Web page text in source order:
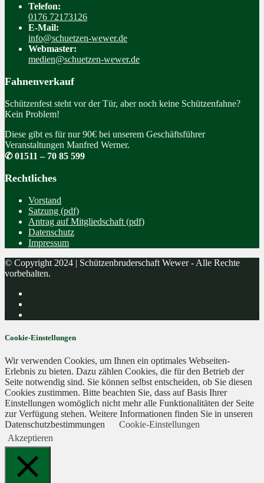
Telefon:
0176 72173126
E-Mail:
info@schuetzen-wewer.de
Webmaster:
medien@schuetzen-wewer.de
Fahnenverkauf
Schützenfest steht vor der Tür, aber noch keine Schützenfahne?
Kein Problem!
Diese gibt es für nur 90€ bei unserem Geschäftsführer
Veranstaltungen Manfred Werner.
✆ 01511 – 70 85 599
Rechtliches
Vorstand
Satzung (pdf)
Antrag auf Mitgliedschaft (pdf)
Datenschutz
Impressum
© Copyright 2024 | Schützenbruderschaft Wewer - Alle Rechte
vorbehalten.
Cookie-Einstellungen
Wir verwenden Cookies, um Ihnen ein optimales Webseiten-
Erlebnis zu bieten. Dazu zählen Cookies, die für den Betrieb der
Seite notwendig sind. Sie können selbst entscheiden, ob Sie diesen
Cookies zustimmen. Bitte beachten Sie, dass auf Basis Ihrer
Einstellungen womöglich nicht mehr alle Funktionalitäten der Seite
zur Verfügung stehen. Weitere Informationen finden Sie in unseren
Datenschutzbestimmungen
Cookie-Einstellungen
Akzeptieren